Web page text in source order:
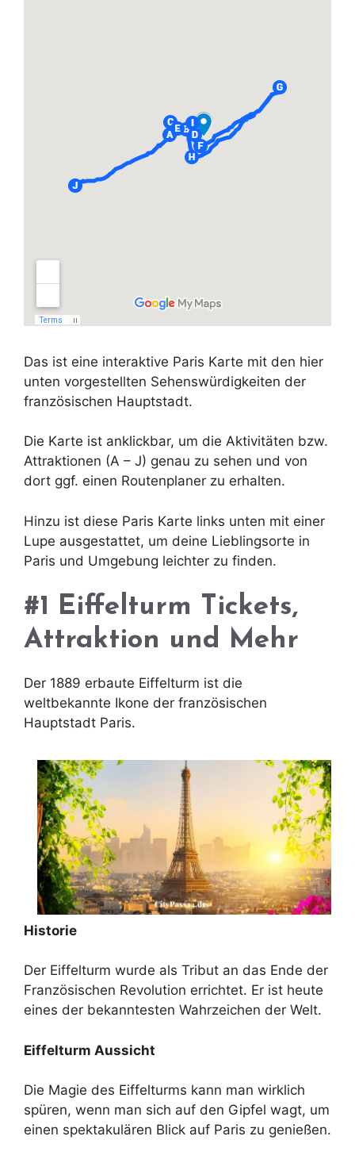
Das ist eine interaktive Paris Karte mit den hier
unten vorgestellten Sehenswürdigkeiten der
französischen Hauptstadt.
Die Karte ist anklickbar, um die Aktivitäten bzw.
Attraktionen (A – J) genau zu sehen und von
dort ggf. einen Routenplaner zu erhalten.
Hinzu ist diese Paris Karte links unten mit einer
Lupe ausgestattet, um deine Lieblingsorte in
Paris und Umgebung leichter zu finden.
#1 Eiffelturm Tickets,
Attraktion und Mehr
Der 1889 erbaute Eiffelturm ist die
weltbekannte Ikone der französischen
Hauptstadt Paris.
Historie
Der Eiffelturm wurde als Tribut an das Ende der
Französischen Revolution errichtet. Er ist heute
eines der bekanntesten Wahrzeichen der Welt.
Eiffelturm Aussicht
Die Magie des Eiffelturms kann man wirklich
spüren, wenn man sich auf den Gipfel wagt, um
einen spektakulären Blick auf Paris zu genießen.